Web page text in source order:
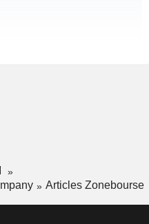
Articles Zonebourse